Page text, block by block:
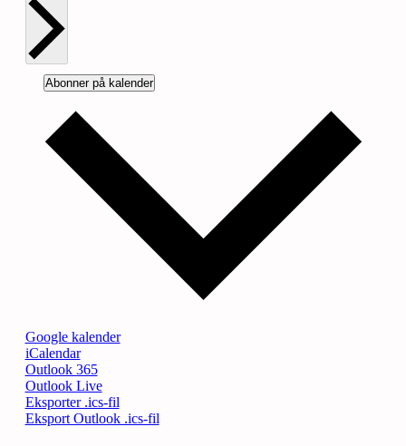
Abonner på kalender
Google kalender
iCalendar
Outlook 365
Outlook Live
Eksporter .ics-fil
Eksport Outlook .ics-fil